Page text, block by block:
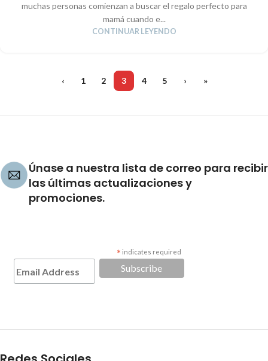
muchas personas comienzan a buscar el regalo perfecto para
mamá cuando e...
CONTINUAR LEYENDO
‹ 1 2 3 4 5 › »
Únase a nuestra lista de correo para recibir
las últimas actualizaciones y
promociones.
* indicates required